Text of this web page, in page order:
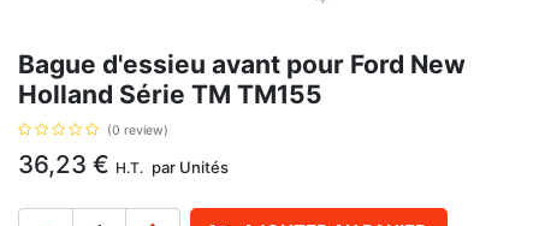
Bague d'essieu avant pour Ford New
Holland Série TM TM155
(0 review)
36,23 € H.T. par Unités